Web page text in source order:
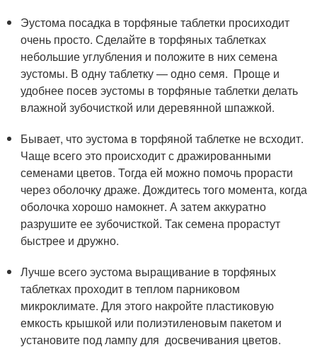
Эустома посадка в торфяные таблетки просиходит
очень просто. Сделайте в торфяных таблетках
небольшие углубления и положите в них семена
эустомы. В одну таблетку — одно семя. Проще и
удобнее посев эустомы в торфяные таблетки делать
влажной зубочисткой или деревянной шпажкой.
Бывает, что эустома в торфяной таблетке не всходит.
Чаще всего это происходит с дражированными
семенами цветов. Тогда ей можно помочь прорасти
через оболочку драже. Дождитесь того момента, когда
оболочка хорошо намокнет. А затем аккуратно
разрушите ее зубочисткой. Так семена прорастут
быстрее и дружно.
Лучше всего эустома выращивание в торфяных
таблетках проходит в теплом парниковом
микроклимате. Для этого накройте пластиковую
емкость крышкой или полиэтиленовым пакетом и
установите под лампу для досвечивания цветов.